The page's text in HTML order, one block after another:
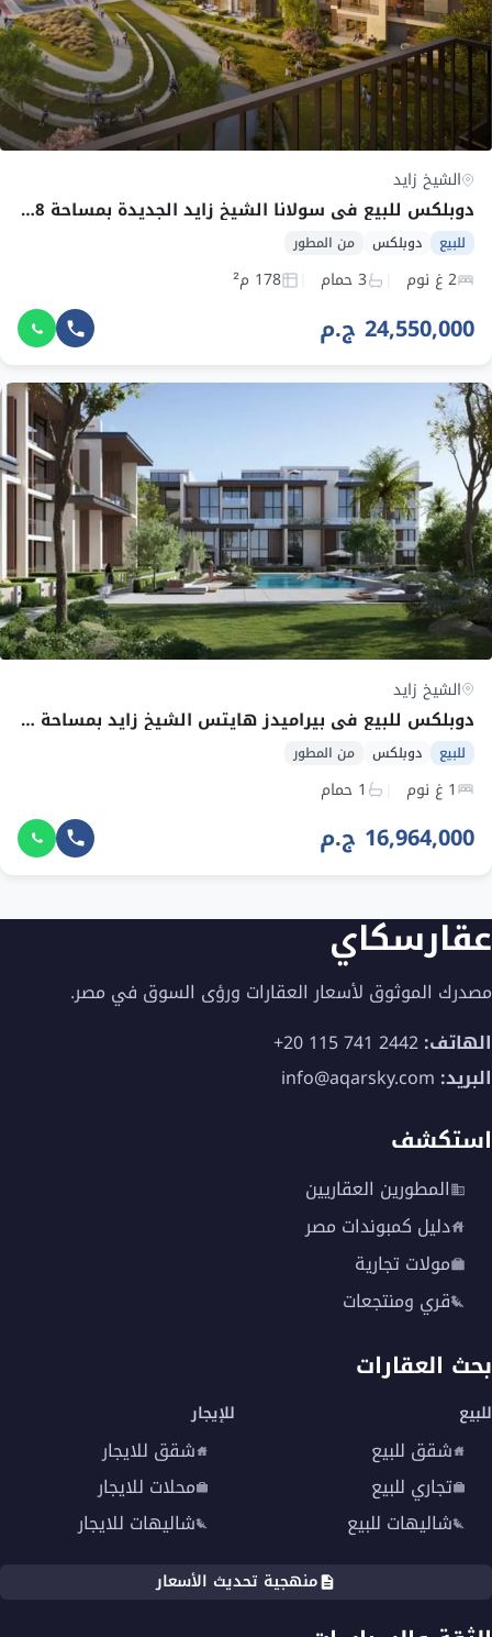
الشيخ زايد
دوبلكس للبيع في سولانا الشيخ زايد الجديدة بمساحة 178 م² وقسط 184,125 ج.م
للبيع دوبلكس من المطور
2 غ نوم 3 حمام 178 م²
24,550,000 ج.م
الشيخ زايد
دوبلكس للبيع في بيراميدز هايتس الشيخ زايد بمساحة 151~155 م² وقسط 147,650 ج.م
للبيع دوبلكس من المطور
1 غ نوم 1 حمام
16,964,000 ج.م
عقارسكاي
مصدرك الموثوق لأسعار العقارات ورؤى السوق في مصر.
الهاتف:+20 115 741 2442
البريد: info@aqarsky.com
استكشف
المطورين العقاريين
دليل كمبوندات مصر
مولات تجارية
قري ومنتجعات
بحث العقارات
للبيع
شقق للبيع
تجاري للبيع
شاليهات للبيع
للإيجار
شقق للايجار
محلات للايجار
شاليهات للايجار
منهجية تحديث الأسعار